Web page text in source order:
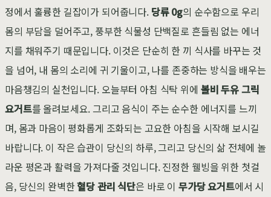
정에서 훌륭한 길잡이가 되어줍니다. 당류 0g의 순수함으로 우리
몸의 부담을 덜어주고, 풍부한 식물성 단백질로 흔들림 없는 에너
지를 채워주기 때문입니다. 이것은 단순히 한 끼 식사를 바꾸는 것
을 넘어, 내 몸의 소리에 귀 기울이고, 나를 존중하는 방식을 배우는
마음챙김의 실천입니다. 오늘부터 아침 식탁 위에 볼비 두유 그릭
요거트를 올려보세요. 그리고 음식이 주는 순수한 에너지를 느끼
며, 몸과 마음이 평화롭게 조화되는 고요한 아침을 시작해 보시길
바랍니다. 이 작은 습관이 당신의 하루, 그리고 당신의 삶 전체에 놀
라운 평온과 활력을 가져다줄 것입니다. 진정한 웰빙을 위한 첫걸
음, 당신의 완벽한혈당 관리 식단은 바로 이 무가당 요거트에서 시